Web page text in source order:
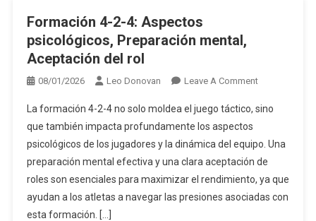
Formación 4-2-4: Aspectos
psicológicos, Preparación mental,
Aceptación del rol
08/01/2026 Leo Donovan Leave A CommentOn
4-
4:
Aspectos
Psicológicos,
Preparación
La formación 4-2-4 no solo moldea el juego táctico, sino
que también impacta profundamente los aspectos
psicológicos de los jugadores y la dinámica del equipo. Una
preparación mental efectiva y una clara aceptación de
roles son esenciales para maximizar el rendimiento, ya que
ayudan a los atletas a navegar las presiones asociadas con
esta formación. […]